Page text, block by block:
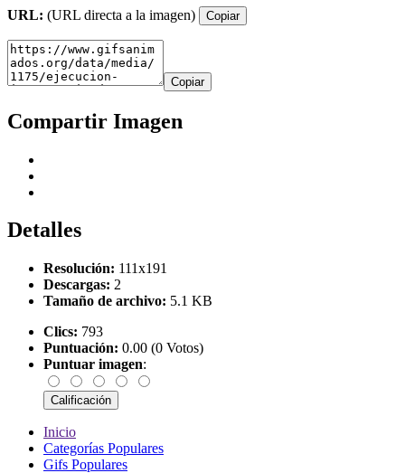
URL: (URL directa a la imagen) Copiar
Copiar
Compartir Imagen
Detalles
Resolución: 111x191
Descargas: 2
Tamaño de archivo: 5.1 KB
Clics: 793
Puntuación: 0.00 (0 Votos)
Puntuar imagen:
Inicio
Categorías Populares
Gifs Populares